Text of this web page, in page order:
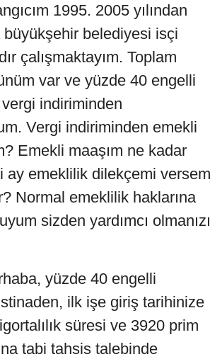
1995. 2005 yılından
belediyesi isçi
çalışmaktayım. Toplam
var ve yüzde 40 engelli
indiriminden
Vergi indiriminden emekli
Emekli maaşım ne kadar
ay emeklilik dilekçemi versem
Normal emeklilik haklarına
sizden yardımcı olmanızı
yüzde 40 engelli
ilk işe giriş tarihinize
süresi ve 3920 prim
tabi tahsis talebinde